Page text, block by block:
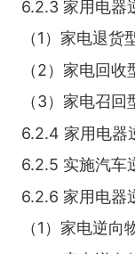
6.2.3 家用电器
（1）家电退货
（2）家电回
（3）家电召
6.2.4 家用电器
6.2.5 实施汽车
6.2.6 家用电器
（1）家电逆向